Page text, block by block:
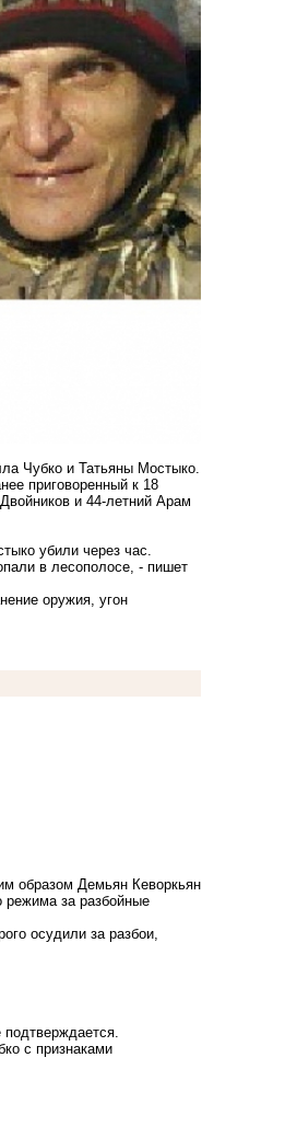
Чубко и Татьяны Мостыко.
приговоренный к 18
и 44-летний Арам
убили через час.
в лесополосе, - пишет
оружия, угон
образом Демьян Кеворкьян
режима за разбойные
осудили за разбои,
с признаками